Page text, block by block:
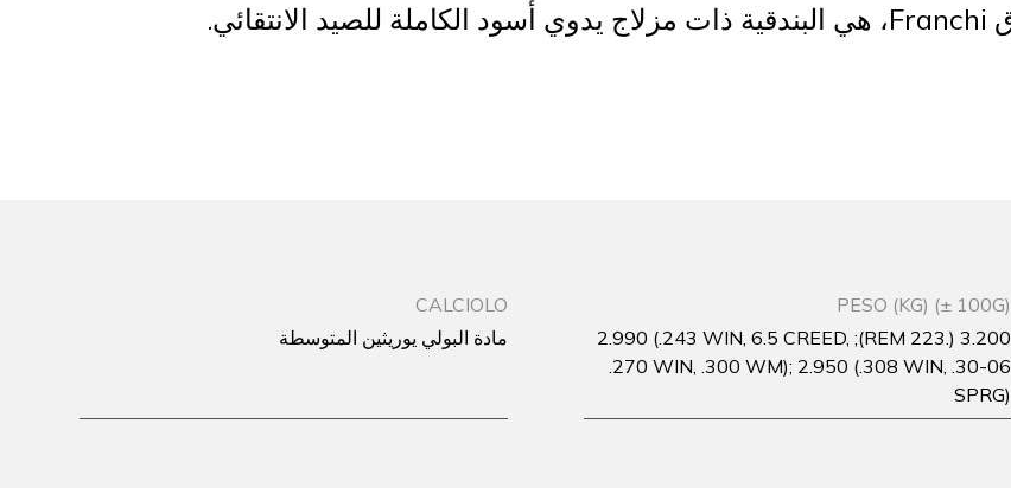
PESO (KG) (± 100G)
3.200 (.223 REM); 2.990 (.243 WIN, 6.5 CREED,
.270 WIN, .300 WM); 2.950 (.308 WIN, .30-06
SPRG)
CALCIOLO
مادة البولي يوريثين المتوسطة